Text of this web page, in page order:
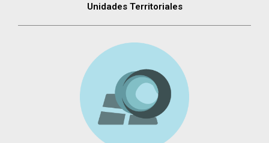
Unidades Territoriales